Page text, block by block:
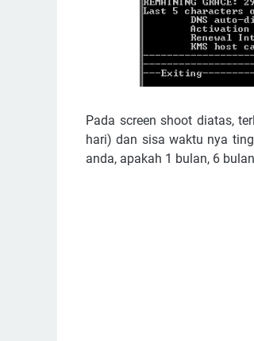
Pada screen shoot diatas,
hari) dan sisa waktu nya
anda, apakah 1 bulan, 6